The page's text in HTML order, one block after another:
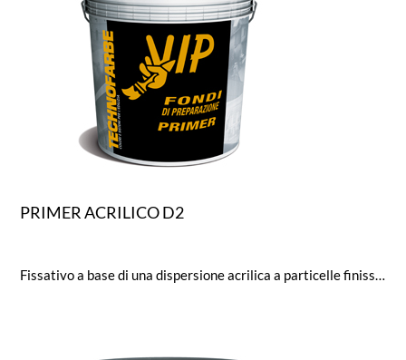
PRIMER ACRILICO D2
Fissativo a base di una dispersione acrilica a particelle finissime, appositamente formulato per il Ciclo Elastomerico